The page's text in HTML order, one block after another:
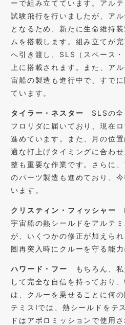
ーで組み立てています。アル
試験飛行を行いましたが、ア
となるため、新たに生命維持
ムを搭載します。組み立てが
へ引き渡し、SLS（スペース
上に搭載されます。また、ア
宙船の製造も進行中で、すで
ています。
タイラー・ネスター SLSの全
フロリダに届いており、現在
進めています。また、月の位
適な打上げタイミングに合わ
整も重要な作業です。さらに
のパーツ製造も進めており、
います。
クリスティン・フィッシャー
宇宙船の熱シールドをアルテ
が、いくつかの修正が加えら
圏再突入時にクルーを守る能
ハワード・フー
もちろん、私
して完全な自信を持っており
は、クルーを乗せることに何
テミスIでは、熱シールドをテ
ドはアポロミッションで使用